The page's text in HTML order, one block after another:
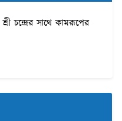
চন্দ্রের সাথে কামরূপের